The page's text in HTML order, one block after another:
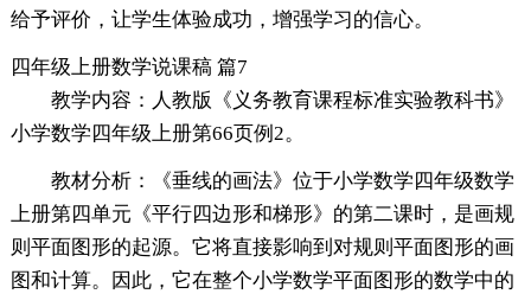
给予评价，让学生体验成功，增强学习的信心。
四年级上册数学说课稿 篇7
教学内容：人教版《义务教育课程标准实验教科书》
小学数学四年级上册第66页例2。
教材分析：《垂线的画法》位于小学数学四年级数学
上册第四单元《平行四边形和梯形》的第二课时，是画规
则平面图形的起源。它将直接影响到对规则平面图形的画
图和计算。因此，它在整个小学数学平面图形的数学中的